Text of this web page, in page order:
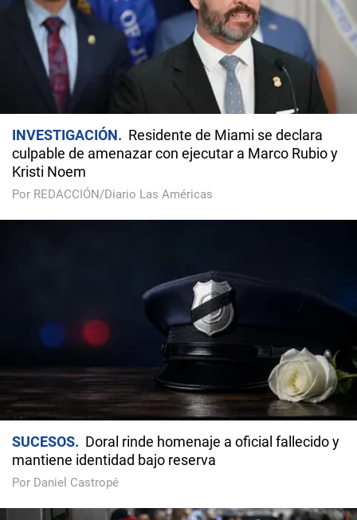
INVESTIGACIÓN
Residente de Miami se declara
culpable de amenazar con ejecutar a Marco Rubio y
Kristi Noem
Por REDACCIÓN/Diario Las Américas
SUCESOS
Doral rinde homenaje a oficial fallecido y
mantiene identidad bajo reserva
Por Daniel Castropé